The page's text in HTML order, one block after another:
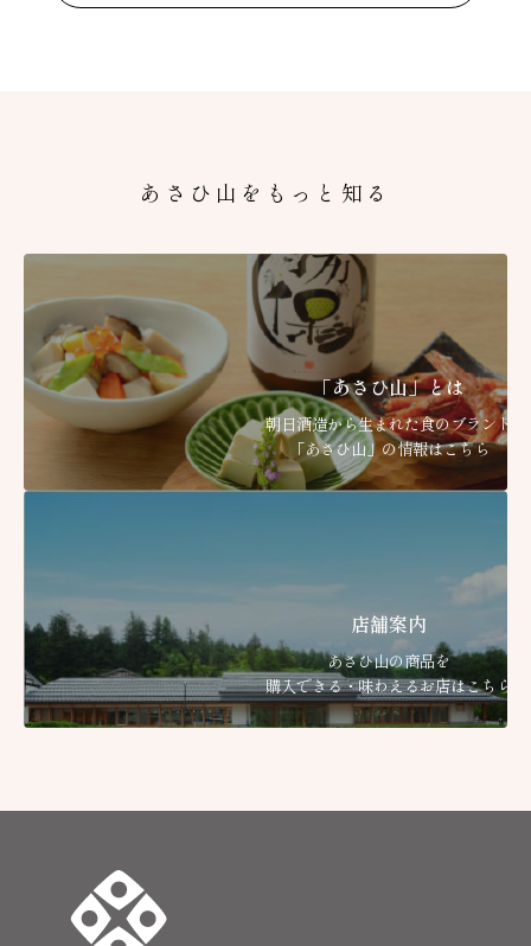
あさひ山をもっと知る
「あさひ山」とは
朝日酒造から生まれた食のブランド
「あさひ山」の情報はこちら
店舗案内
あさひ山の商品を
購入できる・味わえるお店はこちら